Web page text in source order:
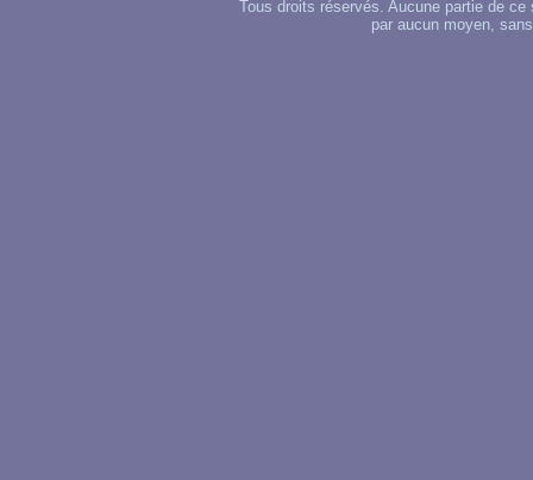
Tous droits réservés. Aucune partie de
par aucun moyen,